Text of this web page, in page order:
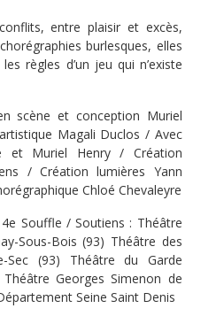
entre plaisir et excès,
burlesques, elles
règles d’un jeu qui n’existe
scène et conception Muriel
Magali Duclos / Avec
et Muriel Henry / Création
/ Création lumières Yann
Chloé Chevaleyre
Souffle / Soutiens : Théâtre
Sous-Bois (93) Théâtre des
Sec (93) Théâtre du Garde
Georges Simenon de
Seine Saint Denis